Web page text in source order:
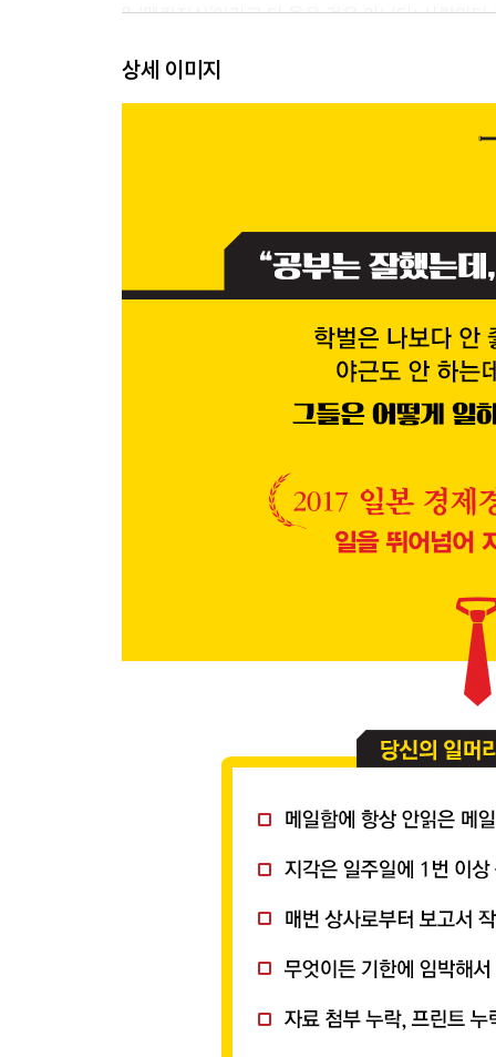
8. ‘맥킨지식’이라고 다 옳은 것은 아니다: 사람마
10. 대화를 잘하려면 잘 듣자: 적극적인 듣기가 신
11. ‘프레임 워크, MECE, 로직 트리’ 따위에 얽매이
: 정리 능력은 생산성의 상징
14. 자신만 알 수 있는 ‘이류의 정리’
: 자신을 위한 정리가 아닌 팀을 위한 정리가 필요
15. IQ vs 붙임성, 누구의 손을 들어줄까?
: 타인과 따뜻한 관계를 만드는 힘이 학벌, IQ보다
: 사소한 습관이 성과를 좌우한다
16. 닭이 먼저인가, 내가 먼저인가!?: 일찍 일어나는
17. 자는 동안만큼은 빌 게이츠를 이기자!: 수면은
: 우선순위를 매겨 ‘편한 일’이 아닌 ‘해야 할 일’을
20. 역시 사람은 가꾸기 나름?: TPO룰 고려한 복장
21. 제대로 차려입은 파티 의상, 일생일대의 승부처
22. 겉치레나 주위의 평가에 흔들리지 말자: 자신
23. 납득할 수 없는 돈은 땡전 한 푼 쓰지 않는다
24. 뚱뚱한 일류는 없다: 다이어트는 ‘자제력’의 상징
: 건강이야말로 의식, 동기부여, 사고, 행동의 기본
26. ‘스트레스 충당금’을 쌓자: 큰 성공을 거둔 사
27. 스트레스는 이월하지 않는다: 일상을 지켜주는
28. 경제지 대신 만화를 읽는 엘리트들: 일도 인생도
30. ‘남의 씨름판’에서도 최소 3등은 하라: 기초와
상세 이미지